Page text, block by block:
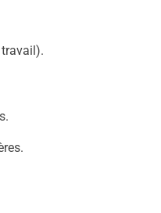
travail).